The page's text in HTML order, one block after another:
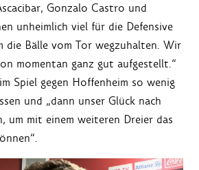
Gonzalo Castro und
unheimlich viel für die Defensive
die Bälle vom Tor wegzuhalten. Wir
momentan ganz gut aufgestellt.“
Spiel gegen Hoffenheim so wenig
und „dann unser Glück nach
um mit einem weiteren Dreier das